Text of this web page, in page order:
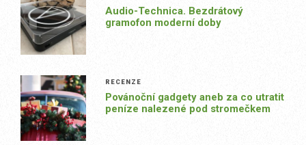
Audio-Technica. Bezdrátový
gramofon moderní doby
RECENZE
Povánoční gadgety aneb za co utratit
peníze nalezené pod stromečkem